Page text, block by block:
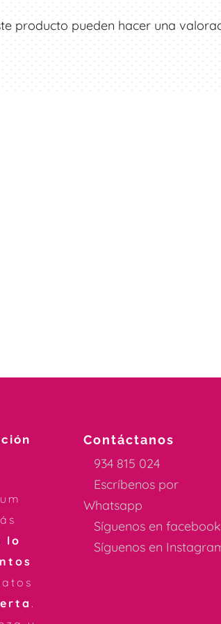
producto pueden hacer una
lo
.
Contáctanos
934 815 024
Escríbenos por
Whatsapp
Síguenos en facebook
Síguenos en